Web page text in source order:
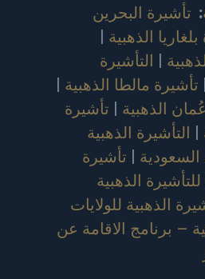
: تأشيرة البحرين
الذهبية |
| التأشيرة
| تأشيرة مالطا الذهبية |
الذهبية | تأشيرة
| التأشيرة الذهبية
السعودية | تأشيرة
للتأشيرة الذهبية
الذهبية للولايات
– برنامج الاقامة عن